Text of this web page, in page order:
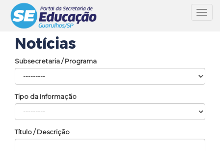
Notícias
Subsecretaria / Programa
Tipo da Informação
Título / Descrição